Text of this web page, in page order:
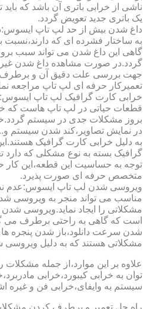
ناشی از خرابی باتری آن باشد که
یک باتری جدید تعویض گردد.
داغ شدن بیش از حد لپ تاپ
به ساختار فشرده ای که
گاهی این داغ شدن می تواند سبب
گردد.در صورت مشاهده داغ شدن غیر
جهت بررسی علت دقیق آن و برطرف
تعمیرکار حرفه ای لپ تاپ مراجعه
خرابی کارت گرافیک لپ تاپ
قطعات حیاتی در لپ تاپ هاست که
بروز مشکلات جدی در سیستم
در نمایش تصاویر،کند شدن سیستم
به دلیل خرابی کارت گرافیک
گرافیک بسته به نوع مشکلی که دارد
توجه به حساسیت این قطعه،این کار
متخصص حرفه ای صورت پذیرد.
ویروسی شدن لپ تاپ ایسوس:عدم
مناسب می تواند منجر به ویروسی
مشکلاتی را ایجاد نماید.ویروسی
است که گاهی به راحتی برطرف می
شدن سرعت دانلود،باز شدن پنجره
مشکلاتی هستند که به دلیل
علاوه بر این موارد،از جمله
توان به خرابی کیبورد،خرابی
سیستم به وایفای،خرابی فن و غیره
راه حل تعمیر و برطرف کردن